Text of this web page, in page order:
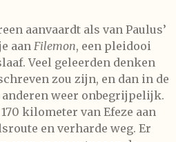
aanvaardt als van Paulus’
aanFilemon, een pleidooi
Veel geleerden denken
zou zijn, en dan in de
anderen weer onbegrijpelijk.
kilometer van Efeze aan
en verharde weg. Er